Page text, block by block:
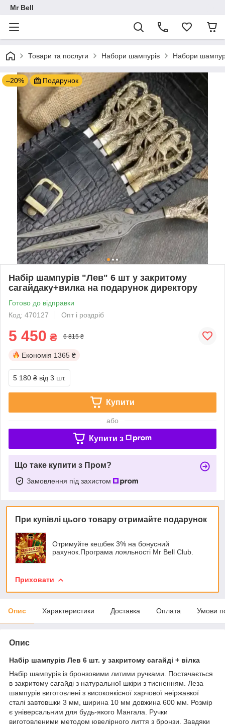
Mr Bell
Товари та послуги Набори шампурів Набори
–20% Подарунок
Набір шампурів "Лев" 6 шт у закритому
сагайдаку+вилка на подарунок директору
Готово до відправки
Код: 470127
Опт і роздріб
5 450 ₴ 6 815 ₴
Економія 1365 ₴
5 180 ₴ від 3 шт.
Купити
або
Купити з
Що таке купити з Пром?
Замовлення під захистом
При купівлі цього товару отримайте подарунок
Отримуйте кешбек 3% на бонусний
рахунок.Програма лояльності Mr Bell Club.
Приховати
Опис Характеристики Доставка Оплата Умови
Опис
Набір шампурів Лев 6 шт. у закритому сагайді + вілка
Набір шампурів із бронзовими литими ручками. Постачається
в закритому сагайді з натуральної шкіри з тисненням. Леза
шампурів виготовлені з високоякісної харчової неіржавкої
сталі завтовшки 3 мм, ширина 10 мм довжина 600 мм. Розмір
є універсальним для будь-якого Мангала. Ручки
виготовленими методом ювелірного лиття з бронзи. Завдяки